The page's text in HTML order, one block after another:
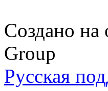
Создано на
Group
Русская